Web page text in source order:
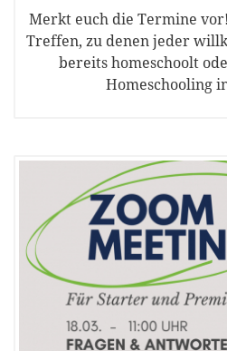
Merkt euch die Termine
Treffen, zu denen jeder
bereits homeschoolt
Homeschooling